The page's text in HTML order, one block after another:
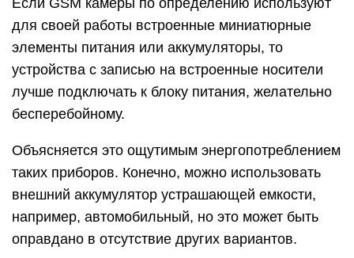
Если GSM камеры по определению используют
для своей работы встроенные миниатюрные
элементы питания или аккумуляторы, то
устройства с записью на встроенные носители
лучше подключать к блоку питания, желательно
бесперебойному.
Объясняется это ощутимым энергопотреблением
таких приборов. Конечно, можно использовать
внешний аккумулятор устрашающей емкости,
например, автомобильный, но это может быть
оправдано в отсутствие других вариантов.